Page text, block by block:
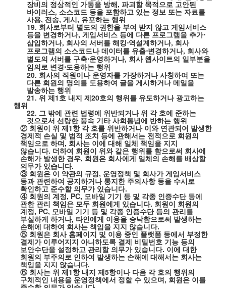
장비의 정상적인 가동을 방해,파괴할 목적으로 고안된
바이러스, 소스코드 등을 포함하고 있는 정보 또는 자료를
사용, 전송,게시, 유포하는 행위
19. 회사로부터 별도의 권한을 부여 받지 않고 게임서비스
등을 변경하거나,게임서비스 등에 다른 프로그램을 추가⋅
삽입하거나, 회사의 서버를 해킹⋅역설계하거나, 회사
프로그램의 소스코드나 데이터를 유출⋅변경하거나, 회사와
별도의 서버를 구축⋅운영하거나, 회사 웹사이트의 일부분을
임의로 변경⋅도용하는 행위
20. 회사의 직원이나 운영자를 가장하거나 사칭하여 또는
다른 회원의 명의를 도용하여 글을 게시하거나 메일을
발송하는 행위
21. 위 제1호 내지 제20호의 행위를 유도하거나 광고하는
행위
22. 그 밖에 관련 법령에 위반되거나 위 각 호에 준하는
것으로서 선량한 풍속 기타 사회통념에 반하는 행위
② 회원이 위 제1항 각 호를 위반하거나 이와 연관되어 발생한
경제적 손실 및 법적 조치 등에 관해서는 전적으로 회원의
책임으로 하며, 회사는 이에 대해 일체 책임을 지지
않습니다. 더하여 회원이 위와 같은 행위를 함으로써 회사에
손해가 발생한 경우, 회원은 회사에게 일체의 손해를 배상할
의무가 있습니다.
③ 회원은 이 약관의 규정, 운영정책 및 회사가 게임서비스
등과 관련하여 공지하거나 통지한 주의사항 등을 수시로
확인하고 준수할 의무가 있습니다.
④ 회원의 계정, PC, 모바일 기기 등 및 각종 인증수단 등에
관한 관리 책임은 모두 회원에게 있습니다. 회원이 회원의
계정, PC, 모바일 기기 등 및 각종 인증수단 등의 관리를
부실하게 하거나, 타인에게 이용을 승낙함으로써 발생하는
손해에 대하여 회사는 책임을 지지 않습니다.
⑤ 회원은 회사 홈페이지 및 이용 중인 플랫폼 등에서 부정한
결제가 이루어지지 아니하도록 결제 비밀번호 기능 등의
보안수단을 설정하고 관리할 의무가 있습니다. 이에 대한
회원의 부주의로 인하여 발생하는 손해에 대해서는 회사는
책임을 지지 않습니다.
⑥ 회사는 위 제1항 내지 제5항이나 다음 각 호의 행위의
구체적인 내용을 운영정책에서 정할 수 있으며, 회원은 이를